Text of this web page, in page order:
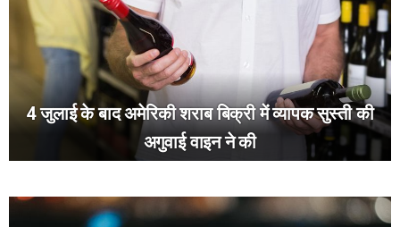
4 जुलाई के बाद अमेरिकी शराब बिक्री में व्यापक सुस्ती की
अगुवाई वाइन ने की